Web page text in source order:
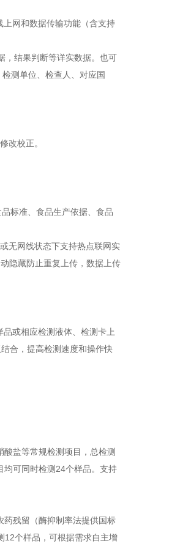
网和数据传输功能（含支持
，结果判断等详实数据。也可
测单位、检查人、对应国
改校正。
标准、食品生产依据、食品
无网线状态下支持热点联网实
隐藏防止重复上传，数据上传
或相应检测液体、检测卡上
合，提高检测速度和操作快
盐等常规检测项目，总检测
均可同时检测24个样品。支持
残留（酶抑制率法提供国标
12个样品，可根据需求自主增